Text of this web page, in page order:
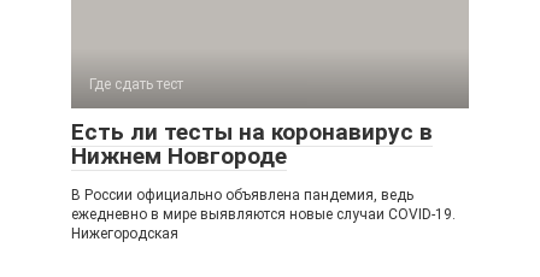
Где сдать тест
Есть ли тесты на коронавирус в
Нижнем Новгороде
В России официально объявлена пандемия, ведь
ежедневно в мире выявляются новые случаи COVID-19.
Нижегородская